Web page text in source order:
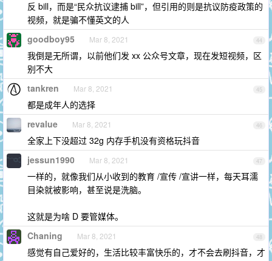
反 bill，而是“民众抗议逮捕 bill”，但引用的则是抗议防疫政策的
视频，就是骗不懂英文的人
44
goodboy95 Mar 8, 2021
我倒是无所谓，以前他们发 xx 公众号文章，现在发短视频，区
别不大
45
tankren Mar 8, 2021
都是成年人的选择
46
revalue Mar 8, 2021
全家上下没超过 32g 内存手机没有资格玩抖音
47
jessun1990 Mar 8, 2021
一样的，就像我们从小收到的教育 /宣传 /宣讲一样，每天耳濡
目染就被影响，甚至说是洗脑。
这就是为啥 D 要管媒体。
48
Chaning Mar 8, 2021
感觉有自己爱好的，生活比较丰富快乐的，才不会去刷抖音，才